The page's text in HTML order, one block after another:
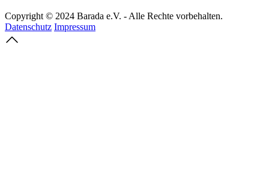
Copyright © 2024 Barada e.V. - Alle Rechte vorbehalten.
Datenschutz Impressum